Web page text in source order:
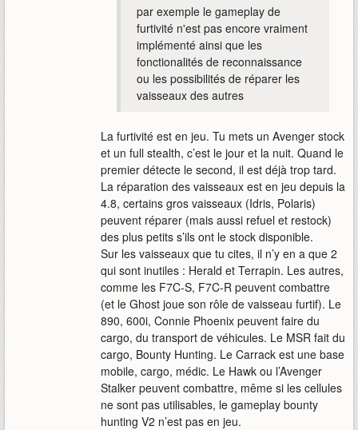
par exemple le gameplay de
furtivité n'est pas encore vraiment
implémenté ainsi que les
fonctionalités de reconnaissance
ou les possibilités de réparer les
vaisseaux des autres
La furtivité est en jeu. Tu mets un Avenger stock
et un full stealth, c’est le jour et la nuit. Quand le
premier détecte le second, il est déjà trop tard.
La réparation des vaisseaux est en jeu depuis la
4.8, certains gros vaisseaux (Idris, Polaris)
peuvent réparer (mais aussi refuel et restock)
des plus petits s’ils ont le stock disponible.
Sur les vaisseaux que tu cites, il n’y en a que 2
qui sont inutiles : Herald et Terrapin. Les autres,
comme les F7C-S, F7C-R peuvent combattre
(et le Ghost joue son rôle de vaisseau furtif). Le
890, 600i, Connie Phoenix peuvent faire du
cargo, du transport de véhicules. Le MSR fait du
cargo, Bounty Hunting. Le Carrack est une base
mobile, cargo, médic. Le Hawk ou l’Avenger
Stalker peuvent combattre, même si les cellules
ne sont pas utilisables, le gameplay bounty
hunting V2 n’est pas en jeu.